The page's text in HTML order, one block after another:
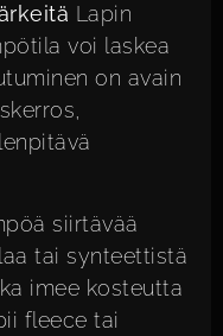
Lapin
voi laskea
on avain
siirtävää
tai synteettistä
imee kosteutta
fleece tai